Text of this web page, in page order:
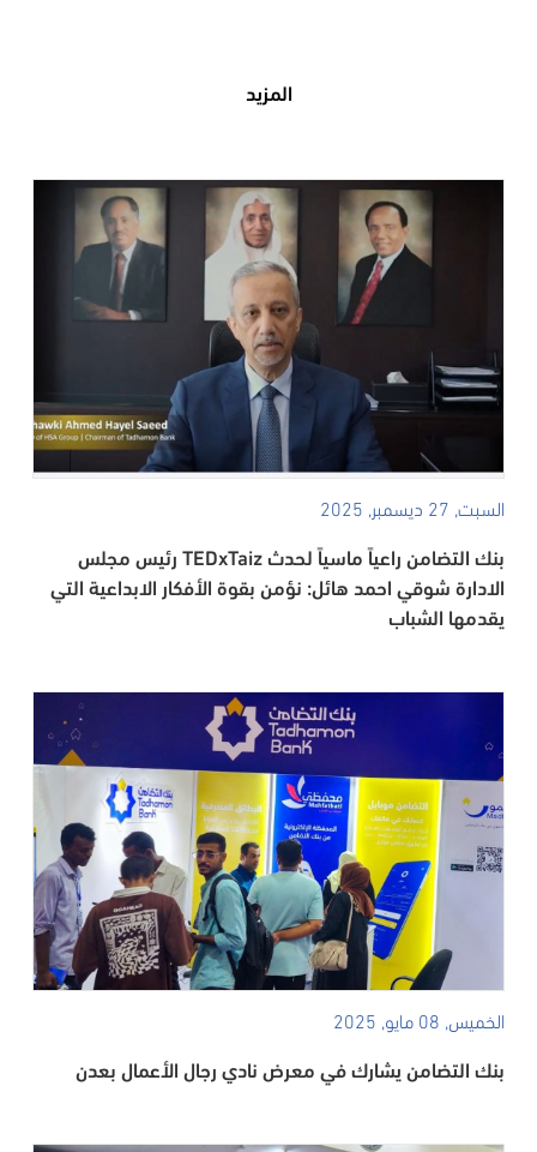
المزيد
السبت, 27 ديسمبر, 2025
بنك التضامن راعياً ماسياً لحدث TEDxTaiz رئيس مجلس
الادارة شوقي احمد هائل: نؤمن بقوة الأفكار الابداعية التي
يقدمها الشباب
الخميس, 08 مايو, 2025
بنك التضامن يشارك في معرض نادي رجال الأعمال بعدن